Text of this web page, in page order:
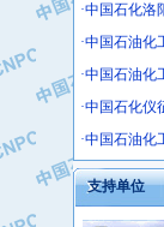
·南石力天
·浙江瑞普
·华北石油
·河北翼凌
·萍乡市庞
·实华(天津)
·上海宝钢
·辽河石油
·中国石化洛
·中国石油化
·中国石油化
·中国石化仪
·中国石油化
支持单位